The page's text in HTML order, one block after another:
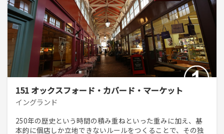
151 オックスフォード・カバード・マーケット
イングランド
250年の歴史という時間の積み重ねといった重みに加え、基
本的に個店しか立地できないルールをつくることで、その独